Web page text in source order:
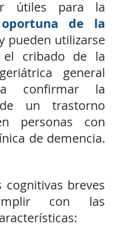
oportuna de la
pueden utilizarse
cribado de la
general
confirmar la
un trastorno
personas con
de demencia.
cognitivas breves
con las